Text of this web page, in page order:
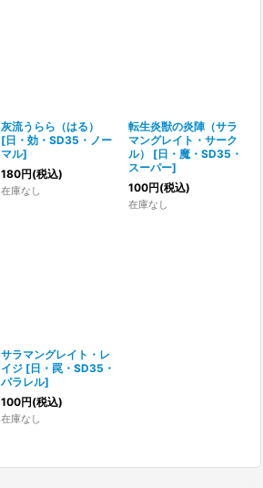
灰流うらら（はる）
[日・効・SD35・ノー
マル]
180円(税込)
在庫なし
転生炎獣の炎陣（サラ
マングレイト・サーク
ル）
[日・魔・SD35・
スーパー]
100円(税込)
在庫なし
サラマングレイト・レ
イジ [日・罠・SD35・
パラレル]
100円(税込)
在庫なし